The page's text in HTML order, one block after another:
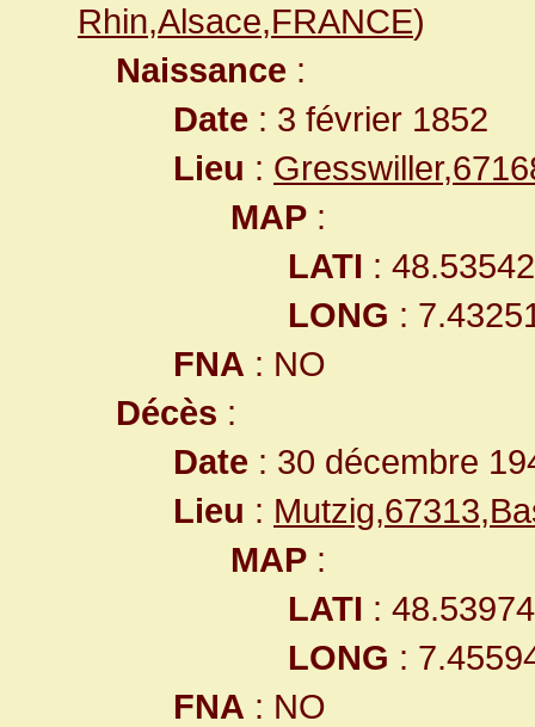
Rhin,Alsace,FRANCE)
Naissance :
Date : 3 février 1852
Lieu :
MAP :
LATI :
LONG :
FNA : NO
Décès :
Date : 30 décembre
Lieu :
MAP :
LATI :
LONG :
FNA : NO